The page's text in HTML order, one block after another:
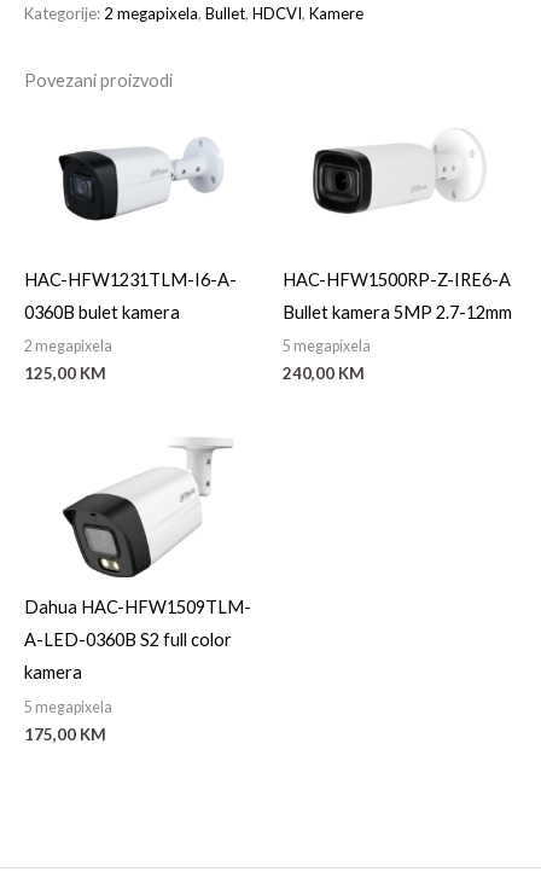
Kategorije: 2 megapixela, Bullet, HDCVI, Kamere
Povezani proizvodi
HAC-HFW1231TLM-I6-A-
0360B bulet kamera
2 megapixela
125,00 KM
HAC-HFW1500RP-Z-IRE6-A
Bullet kamera 5MP 2.7-12mm
5 megapixela
240,00 KM
Dahua HAC-HFW1509TLM-
A-LED-0360B S2 full color
kamera
5 megapixela
175,00 KM